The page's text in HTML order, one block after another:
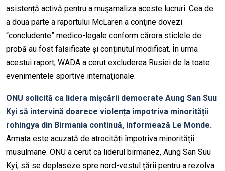
asistență activă pentru a muşamaliza aceste lucruri. Cea de
a doua parte a raportului McLaren a conţine dovezi
“concludente” medico-legale conform cărora sticlele de
probă au fost falsificate și conținutul modificat. În urma
acestui raport, WADA a cerut excluderea Rusiei de la toate
evenimentele sportive internaţionale.
ONU solicită ca lidera mișcării democrate Aung San Suu
Kyi să intervină doarece violența împotriva minorității
rohingya din Birmania continuă, informează Le Monde.
Armata este acuzată de atrocități împotriva minorității
musulmane. ONU a cerut ca liderul birmanez, Aung San Suu
Kyi, să se deplaseze spre nord-vestul țării pentru a rezolva